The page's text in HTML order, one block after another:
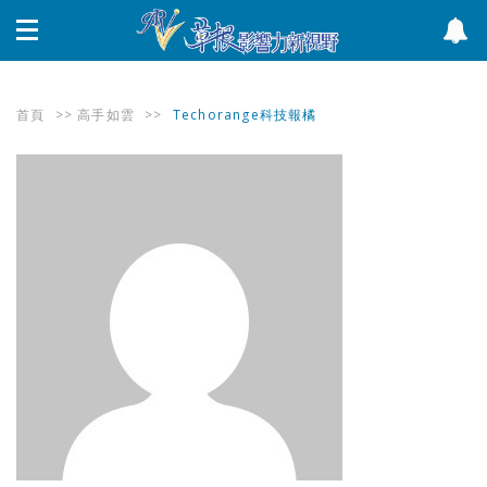
首頁 >>高手如雲 >> Techorange科技報橘